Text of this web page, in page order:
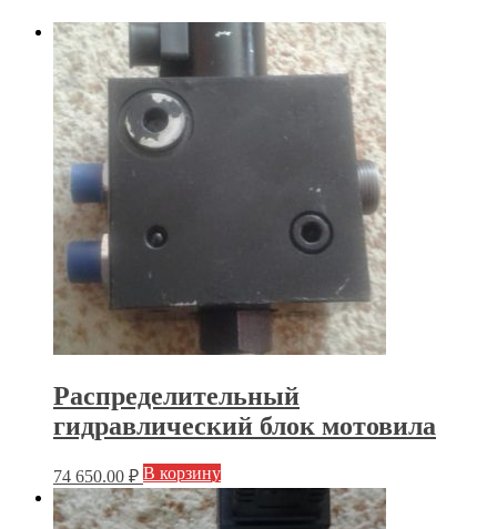
Распределительный
гидравлический блок мотовила
74 650.00 ₽ В корзину